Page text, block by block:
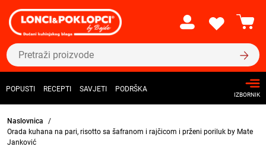
POPUSTI RECEPTI SAVJETI PODRŠKA
IZBORNIK
Naslovnica
Orada kuhana na pari, risotto sa šafranom i rajčicom i prženi poriluk by Mate
Janković